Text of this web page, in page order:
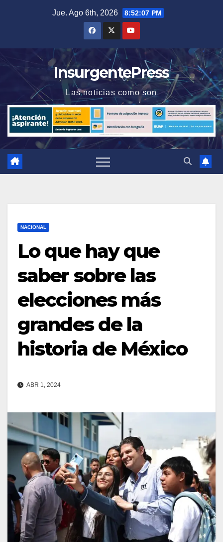
Jue. Ago 6th, 2026 8:52:08 PM
InsurgentePress
Las noticias como son
NACIONAL
Lo que hay que
saber sobre las
elecciones más
grandes de la
historia de México
ABR 1, 2024